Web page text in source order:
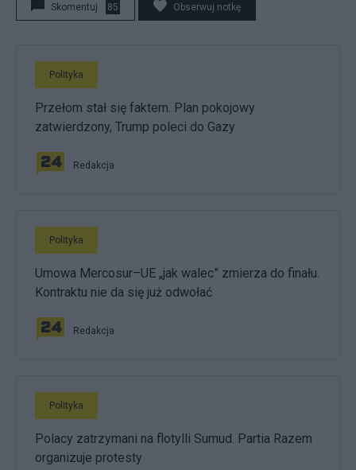
Skomentuj 85 Obserwuj notkę
Polityka
Przełom stał się faktem. Plan pokojowy
zatwierdzony, Trump poleci do Gazy
Redakcja
Polityka
Umowa Mercosur–UE „jak walec” zmierza do finału.
Kontraktu nie da się już odwołać
Redakcja
Polityka
Polacy zatrzymani na flotylli Sumud. Partia Razem
organizuje protesty